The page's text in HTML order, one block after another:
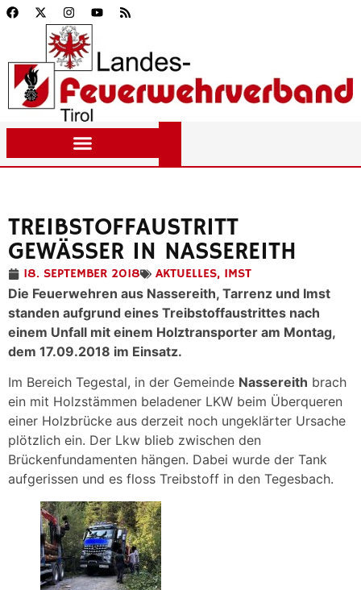
TREIBSTOFFAUSTRITT
GEWÄSSER IN NASSEREITH
18. SEPTEMBER 2018 AKTUELLES, IMST
Die Feuerwehren aus Nassereith, Tarrenz und Imst
standen aufgrund eines Treibstoffaustrittes nach
einem Unfall mit einem Holztransporter am Montag,
dem 17.09.2018 im Einsatz.
Im Bereich Tegestal, in der Gemeinde Nassereith brach
ein mit Holzstämmen beladener LKW beim Überqueren
einer Holzbrücke aus derzeit noch ungeklärter Ursache
plötzlich ein. Der Lkw blieb zwischen den
Brückenfundamenten hängen. Dabei wurde der Tank
aufgerissen und es floss Treibstoff in den Tegesbach.